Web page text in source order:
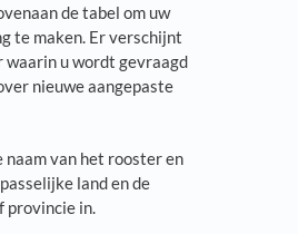
de tabel om uw
te maken. Er verschijnt
waarin u wordt gevraagd
nieuwe aangepaste
naam van het rooster en
land en de
provincie in.